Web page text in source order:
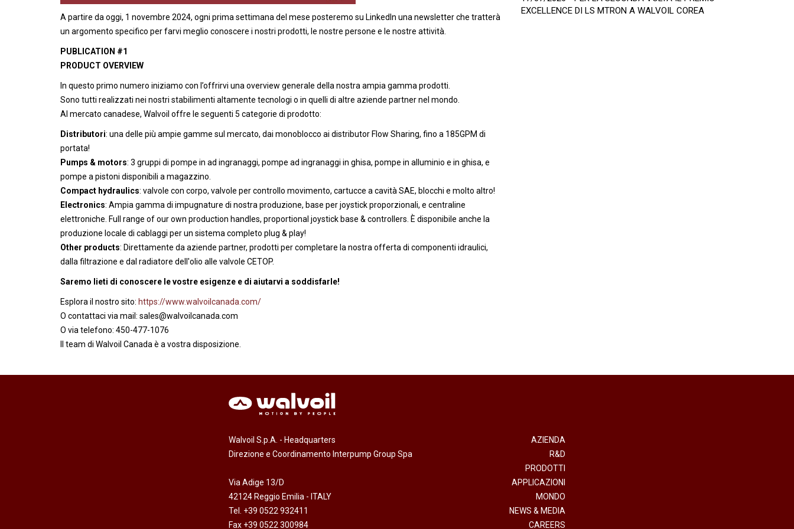
A partire da oggi, 1 novembre 2024, ogni prima settimana del mese posteremo su LinkedIn una newsletter che tratterà
un argomento specifico per farvi meglio conoscere i nostri prodotti, le nostre persone e le nostre attività.
PUBLICATION #1
PRODUCT OVERVIEW
In questo primo numero iniziamo con l’offrirvi una overview generale della nostra ampia gamma prodotti.
Sono tutti realizzati nei nostri stabilimenti altamente tecnologi o in quelli di altre aziende partner nel mondo.
Al mercato canadese, Walvoil offre le seguenti 5 categorie di prodotto:
Distributori: una delle più ampie gamme sul mercato, dai monoblocco ai distributor Flow Sharing, fino a 185GPM di
portata!
Pumps & motors: 3 gruppi di pompe in ad ingranaggi, pompe ad ingranaggi in ghisa, pompe in alluminio e in ghisa, e
pompe a pistoni disponibili a magazzino.
Compact hydraulics: valvole con corpo, valvole per controllo movimento, cartucce a cavità SAE, blocchi e molto altro!
Electronics: Ampia gamma di impugnature di nostra produzione, base per joystick proporzionali, e centraline
elettroniche. Full range of our own production handles, proportional joystick base & controllers. È disponibile anche la
produzione locale di cablaggi per un sistema completo plug & play!
Other products: Direttamente da aziende partner, prodotti per completare la nostra offerta di componenti idraulici,
dalla filtrazione e dal radiatore dell'olio alle valvole CETOP.
Saremo lieti di conoscere le vostre esigenze e di aiutarvi a soddisfarle!
Esplora il nostro sito: https://www.walvoilcanada.com/
O contattaci via mail: sales@walvoilcanada.com
O via telefono: 450-477-1076
Il team di Walvoil Canada è a vostra disposizione.
EXCELLENCE DI LS MTRON A WALVOIL COREA
Walvoil S.p.A. - Headquarters
Direzione e Coordinamento Interpump Group Spa
Via Adige 13/D
42124 Reggio Emilia - ITALY
Tel. +39 0522 932411
Fax +39 0522 300984
AZIENDA
R&D
PRODOTTI
APPLICAZIONI
MONDO
NEWS & MEDIA
CAREERS